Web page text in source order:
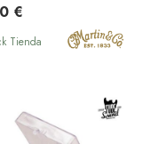
€
Tienda